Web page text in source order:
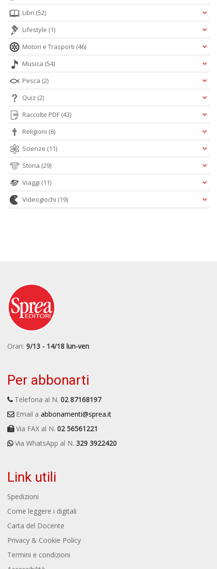
Libri (52)
Lifestyle (1)
Motori e Trasporti (46)
Musica (54)
Pesca (2)
Quiz (2)
Raccolte PDF (43)
Religioni (6)
Scienze (11)
Storia (29)
Viaggi (11)
Videogiochi (19)
Orari: 9/13 - 14/18 lun-ven
Per abbonarti
Telefona al N. 02 87168197
Email a abbonamenti@sprea.it
Via FAX al N. 02 56561221
Via WhatsApp al N. 329 3922420
Link utili
Spedizioni
Come leggere i digitali
Carta del Docente
Privacy & Cookie Policy
Termini e condizioni